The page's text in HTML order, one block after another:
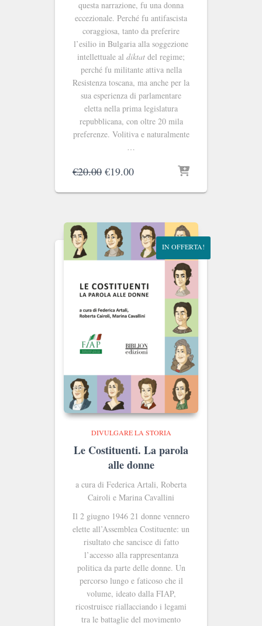
questa narrazione, fu una donna
eccezionale. Perché fu antifascista
coraggiosa, tanto da preferire
l’esilio in Bulgaria alla soggezione
intellettuale al diktat del regime;
perché fu militante attiva nella
Resistenza toscana, ma anche per la
sua esperienza di parlamentare
eletta nella prima legislatura
repubblicana, con oltre 20 mila
preferenze. Volitiva e naturalmente
…
€20.00 Il
originale
€20.00.
€19.00Il
attuale
€19.00.
IN OFFERTA!
DIVULGARE LA STORIA
Le Costituenti. La parola
alle donne
a cura di Federica Artali, Roberta
Cairoli e Marina Cavallini
Il 2 giugno 1946 21 donne vennero
elette all’Assemblea Costituente: un
risultato che sancisce di fatto
l’accesso alla rappresentanza
politica da parte delle donne. Un
percorso lungo e faticoso che il
volume, ideato dalla FIAP,
ricostruisce riallacciando i legami
tra le battaglie del movimento